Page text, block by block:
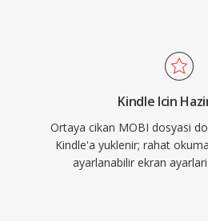
Kindle Icin
Ortaya cikan MOBI dosyasi
Kindle'a yuklenir; rahat
ayarlanabilir ekran